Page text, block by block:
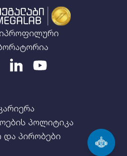
პოლიტიკა
და პირობები